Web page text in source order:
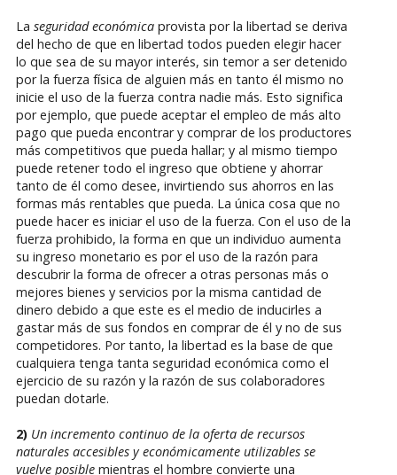
La seguridad económicaprovista por la libertad se deriva
del hecho de que en libertad todos pueden elegir hacer
lo que sea de su mayor interés, sin temor a ser detenido
por la fuerza física de alguien más en tanto él mismo no
inicie el uso de la fuerza contra nadie más. Esto significa
por ejemplo, que puede aceptar el empleo de más alto
pago que pueda encontrar y comprar de los productores
más competitivos que pueda hallar; y al mismo tiempo
puede retener todo el ingreso que obtiene y ahorrar
tanto de él como desee, invirtiendo sus ahorros en las
formas más rentables que pueda. La única cosa que no
puede hacer es iniciar el uso de la fuerza. Con el uso de la
fuerza prohibido, la forma en que un individuo aumenta
su ingreso monetario es por el uso de la razón para
descubrir la forma de ofrecer a otras personas más o
mejores bienes y servicios por la misma cantidad de
dinero debido a que este es el medio de inducirles a
gastar más de sus fondos en comprar de él y no de sus
competidores. Por tanto, la libertad es la base de que
cualquiera tenga tanta seguridad económica como el
ejercicio de su razón y la razón de sus colaboradores
puedan dotarle.
2) Un incremento continuo de la oferta de recursos
naturales accesibles y económicamente utilizables se
vuelve posiblemientras el hombre convierte una